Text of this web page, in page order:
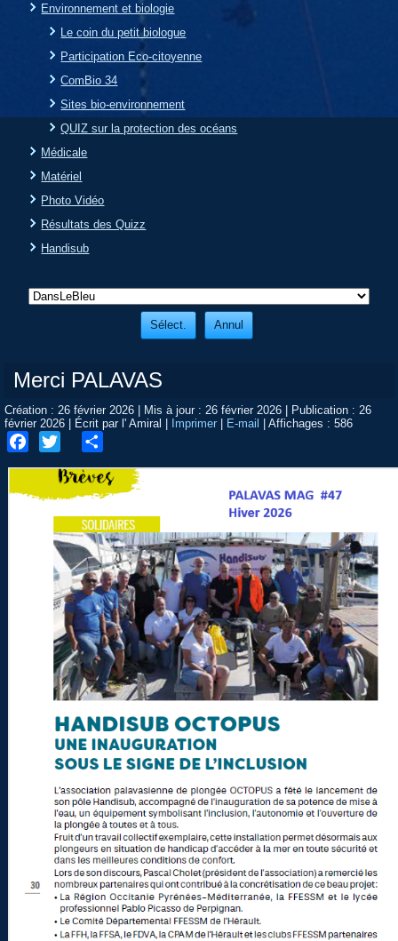
Environnement et biologie
Le coin du petit biologue
Participation Eco-citoyenne
ComBio 34
Sites bio-environnement
QUIZ sur la protection des océans
Médicale
Matériel
Photo Vidéo
Résultats des Quizz
Handisub
Merci PALAVAS
Création : 26 février 2026 | Mis à jour : 26 février 2026 | Publication : 26
février 2026 | Écrit par l' Amiral | Imprimer | E-mail |Affichages : 586